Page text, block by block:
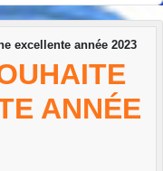
excellente année 2023
ANNÉE